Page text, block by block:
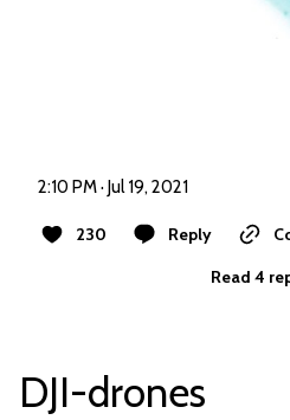
2:10 PM · Jul 19, 2021
230 Reply
Read 4
DJI-drones